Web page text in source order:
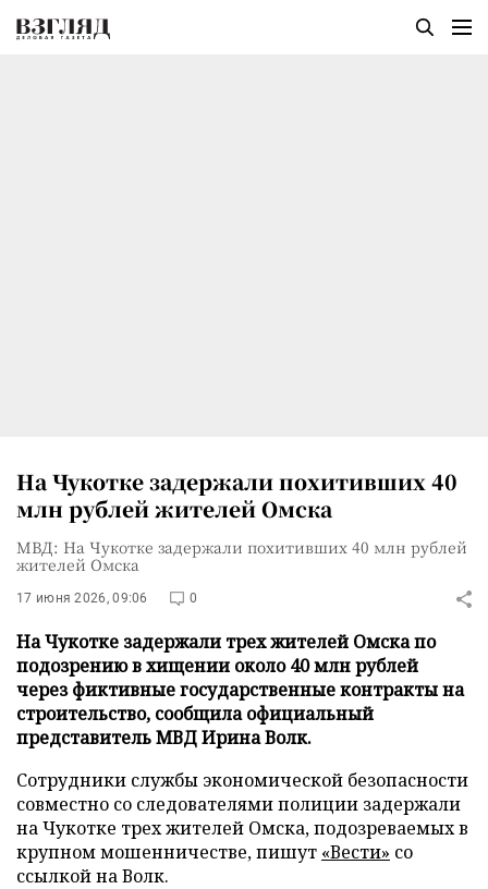
На Чукотке задержали похитивших 40
млн рублей жителей Омска
МВД: На Чукотке задержали похитивших 40 млн рублей
жителей Омска
17 июня 2026, 09:06 0
На Чукотке задержали трех жителей Омска по
подозрению в хищении около 40 млн рублей
через фиктивные государственные контракты на
строительство, сообщила официальный
представитель МВД Ирина Волк.
Сотрудники службы экономической безопасности
совместно со следователями полиции задержали
на Чукотке трех жителей Омска, подозреваемых в
крупном мошенничестве, пишут «Вести» со
ссылкой на Волк.